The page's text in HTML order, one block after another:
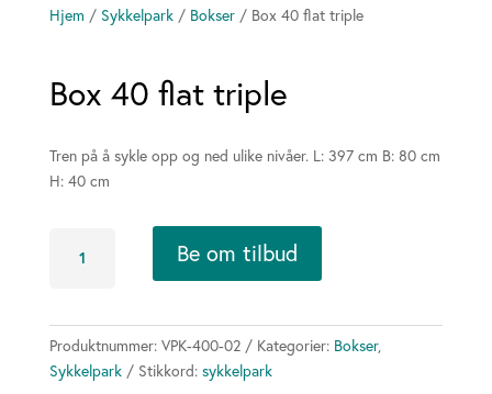
Hjem / Sykkelpark/ Bokser/ Box 40 flat triple
Box 40 flat triple
Tren på å sykle opp og ned ulike nivåer. L: 397 cm B: 80 cm
H: 40 cm
antall
Be om tilbud
Produktnummer: VPK-400-02 Kategorier: Bokser,
Sykkelpark
Stikkord: sykkelpark